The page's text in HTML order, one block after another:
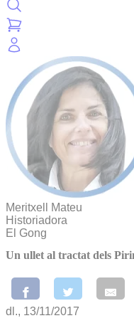
Meritxell Mateu
Historiadora
El Gong
Un ullet al tractat dels
dl., 13/11/2017